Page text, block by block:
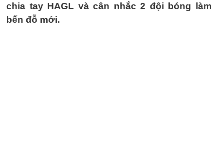
chia tay HAGL và cân nhắc 2 đội bóng làm
bến đỗ mới.